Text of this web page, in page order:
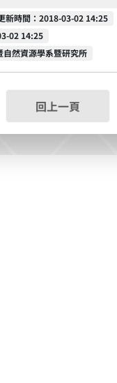
新時間
新時間：2018-03-02 14:25
02 14:25
自然資源學系暨研究所
回上一頁